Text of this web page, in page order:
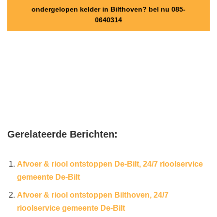
ondergelopen kelder in Bilthoven? bel nu 085-
0640314
Gerelateerde Berichten:
Afvoer & riool ontstoppen De-Bilt, 24/7 rioolservice
gemeente De-Bilt
Afvoer & riool ontstoppen Bilthoven, 24/7
rioolservice gemeente De-Bilt